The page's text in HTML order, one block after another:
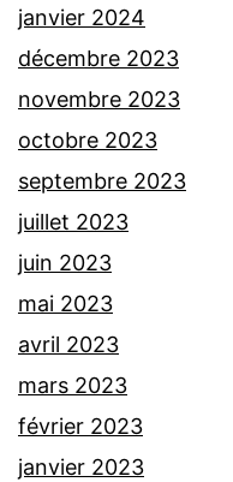
janvier 2024
décembre 2023
novembre 2023
octobre 2023
septembre 2023
juillet 2023
juin 2023
mai 2023
avril 2023
mars 2023
février 2023
janvier 2023